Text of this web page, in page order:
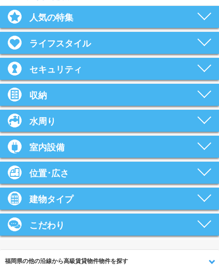
人気の特集
ライフスタイル
セキュリティ
収納
水周り
室内設備
位置･広さ
建物タイプ
こだわり
福岡県の他の沿線から高級賃貸物件物件を探す